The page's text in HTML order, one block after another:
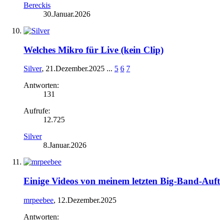
Bereckis
30.Januar.2026
Welches Mikro für Live (kein Clip)
Silver, 21.Dezember.2025 ... 5 6 7
Antworten:
131
Aufrufe:
12.725
Silver
8.Januar.2026
Einige Videos von meinem letzten Big-Band-
mrpeebee, 12.Dezember.2025
Antworten: